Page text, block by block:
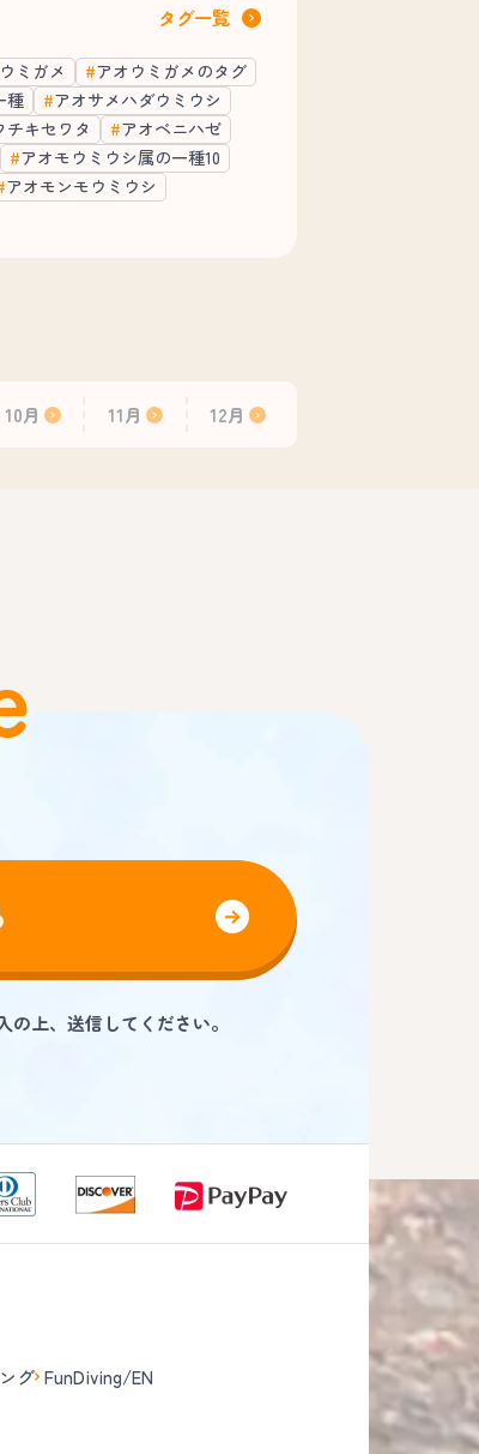
タグ一覧
ミガメ
アオウミガメのタグ
種
アオサメハダウミウシ
チキセワタ
アオベニハゼ
アオモウミウシ属の一種10
アオモンモウミウシ
10月 11月 12月
上、送信してください。
グ FunDiving/EN